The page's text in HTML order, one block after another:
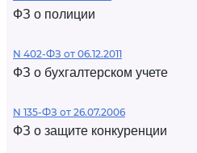
ФЗ о полиции
N 402-ФЗ от 06.12.2011
ФЗ о бухгалтерском учете
N 135-ФЗ от 26.07.2006
ФЗ о защите конкуренции